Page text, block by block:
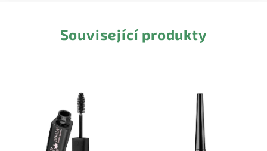
Související produkty